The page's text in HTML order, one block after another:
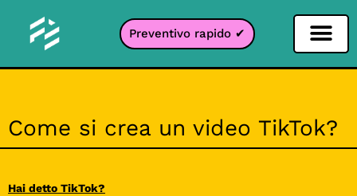
Preventivo rapido ✔
Come si crea un video TikTok?
Hai detto TikTok?